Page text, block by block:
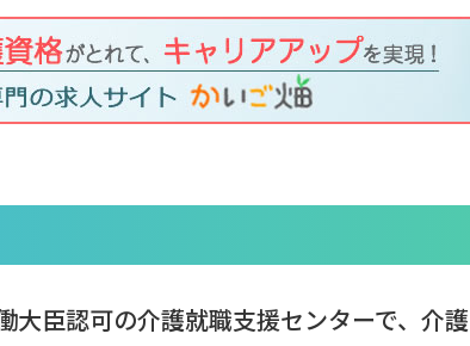
大臣認可の介護就職支援センターで、介